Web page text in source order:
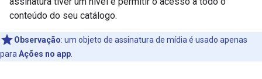
conteúdo do seu catálogo.
Observação: um objeto de assinatura de mídia é usado apenas
para Ações no app